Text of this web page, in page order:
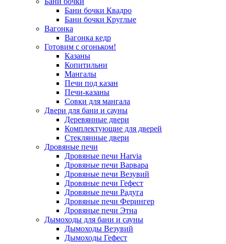
Бани бочки Квадро
Бани бочки Круглые
Вагонка
Вагонка кедр
Готовим с огоньком!
Казаны
Копитильни
Мангалы
Печи под казан
Печи-казаны
Совки для мангала
Двери для бани и сауны
Деревянные двери
Комплектующие для дверей
Стеклянные двери
Дровяные печи
Дровяные печи Harvia
Дровяные печи Варвара
Дровяные печи Везувий
Дровяные печи Гефест
Дровяные печи Радуга
Дровяные печи Ферингер
Дровяные печи Этна
Дымоходы для бани и сауны
Дымоходы Везувий
Дымоходы Гефест